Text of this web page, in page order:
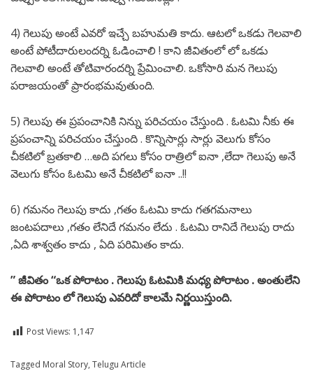
4) గెలుపు అంటే ఎవరో ఇచ్చే బహుమతి కాదు. ఆటలో ఒకడు గెలవాలి
అంటే పోటీదారులందర్ని ఓడించాలి ! కాని జీవితంలో లో ఒకడు
గెలవాలి అంటే తోటివారందర్ని ప్రేమించాలి. ఒకోసారి మన గెలుపు
పరాజయంతో ప్రారంభమవుతుంది.
5) గెలుపు ఈ ప్రపంచానికి నిన్ను పరిచయం చేస్తుంది . ఓటమి నీకు ఈ
ప్రపంచాన్ని పరిచయం చేస్తుంది . కొన్నిసార్లు సార్లు వెలుగు కోసం
చీకటిలో బ్రతకాలి …అది పగలు కోసం రాత్రిలో ఐనా ,లేదా గెలుపు అనే
వెలుగు కోసం ఓటమి అనే చీకటిలో ఐనా ..!!
6) గమనం గెలుపు కాదు ,గతం ఓటమి కాదు గతగమనాలు
జంటపదాలు ,గతం లేనిదే గమనం లేదు . ఓటమి రానిదే గెలుపు రాదు
,ఏది శాశ్వతం కాదు , ఏది పరిమితం కాదు.
” జీవితం “ఒక పోరాటం . గెలుపు ఓటమికి మధ్య పోరాటం . అంతులేని
ఈ పోరాటం లో గెలుపు ఎవరిదో కాలమే నిర్ణయిస్తుంది.
Post Views: 1,147
Posted inTelugu
Tagged Moral Story, Telugu Article